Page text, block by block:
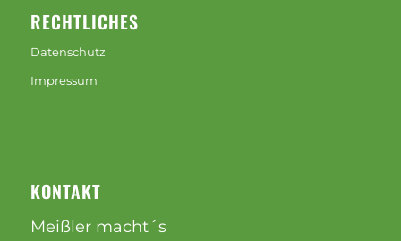
RECHTLICHES
Datenschutz
Impressum
KONTAKT
Meißler macht´s